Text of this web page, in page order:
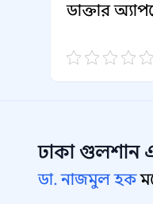
ডাক্তার
ঢাকা গুলশান
ডা. নাজমুল হক